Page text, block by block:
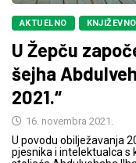
AKTUELNO
U Žepču
šejha
2021.“
16. novembra 2021.
U povodu obilježavanja
pjesnika i intelektualca s